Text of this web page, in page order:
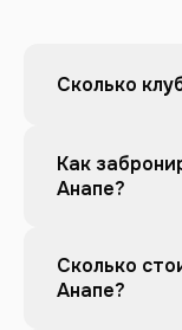
Сколько
Как
Анапе?
Сколько
Анапе?